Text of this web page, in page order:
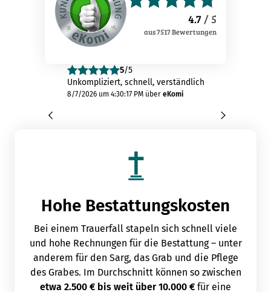
4.7/ 5
aus7517Bewertungen
5/5
Unkompliziert, schnell, verständlich
8/7/2026 um 4:30:17 PMüber eKomi
Hohe Bestattungskosten
Bei einem Trauerfall stapeln sich schnell viele
und hohe Rechnungen für die Bestattung – unter
anderem für den Sarg, das Grab und die Pflege
des Grabes. Im Durchschnitt können so zwischen
etwa 2.500 € bis weit über 10.000 € für eine